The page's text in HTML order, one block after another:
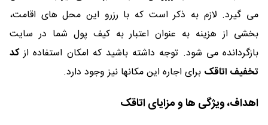
می گیرد. لازم به ذکر است که با رزرو این محل های اقامت،
بخشی از هزینه به عنوان اعتبار به کیف پول شما در سایت
بازگردانده می شود. توجه داشته باشید که امکان استفاده ازکد
تخفیف اتاقک برای اجاره این مکانها نیز وجود دارد.
اهداف، ویژگی ها و مزایای اتاقک